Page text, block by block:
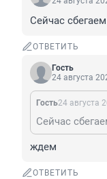
Сейчас
ОТВЕТИТЬ
Гость
24 августа
Гость24 августа
Сейчас
ждем
ОТВЕТИТЬ